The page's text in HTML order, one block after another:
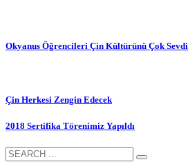
Okyanus Öğrencileri Çin Kültürünü Çok Sevdi
Çin Herkesi Zengin Edecek
2018 Sertifika Törenimiz Yapıldı